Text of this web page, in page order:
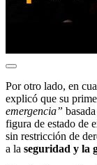
Por otro lado, en
explicó que su
emergencia”
figura de estado de
sin restricción de
a la seguridad y la